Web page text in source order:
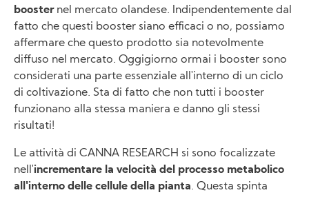
boosternel mercato olandese. Indipendentemente dal
fatto che questi booster siano efficaci o no, possiamo
affermare che questo prodotto sia notevolmente
diffuso nel mercato. Oggigiorno ormai i booster sono
considerati una parte essenziale all'interno di un ciclo
di coltivazione. Sta di fatto che non tutti i booster
funzionano alla stessa maniera e danno gli stessi
risultati!
Le attività di CANNA RESEARCH si sono focalizzate
nell'incrementare la velocità del processo metabolico
all'interno delle cellule della pianta. Questa spinta